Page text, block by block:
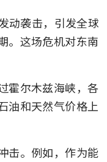
动袭击，引发全球
。这场危机对东南
霍尔木兹海峡，各
油和天然气价格上
击。例如，作为能